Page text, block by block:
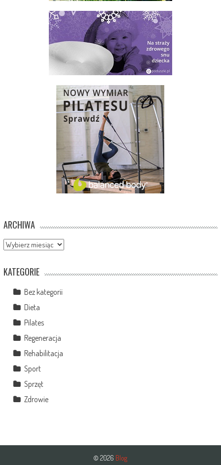
ARCHIWA
Archiwa
KATEGORIE
Bez kategorii
Dieta
Pilates
Regeneracja
Rehabilitacja
Sport
Sprzęt
Zdrowie
© 2026 Blog